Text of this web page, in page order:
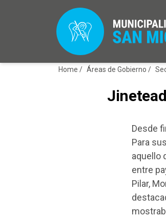
Home / Áreas de Gobierno /
Desde
Para
aquello
entre
Pilar,